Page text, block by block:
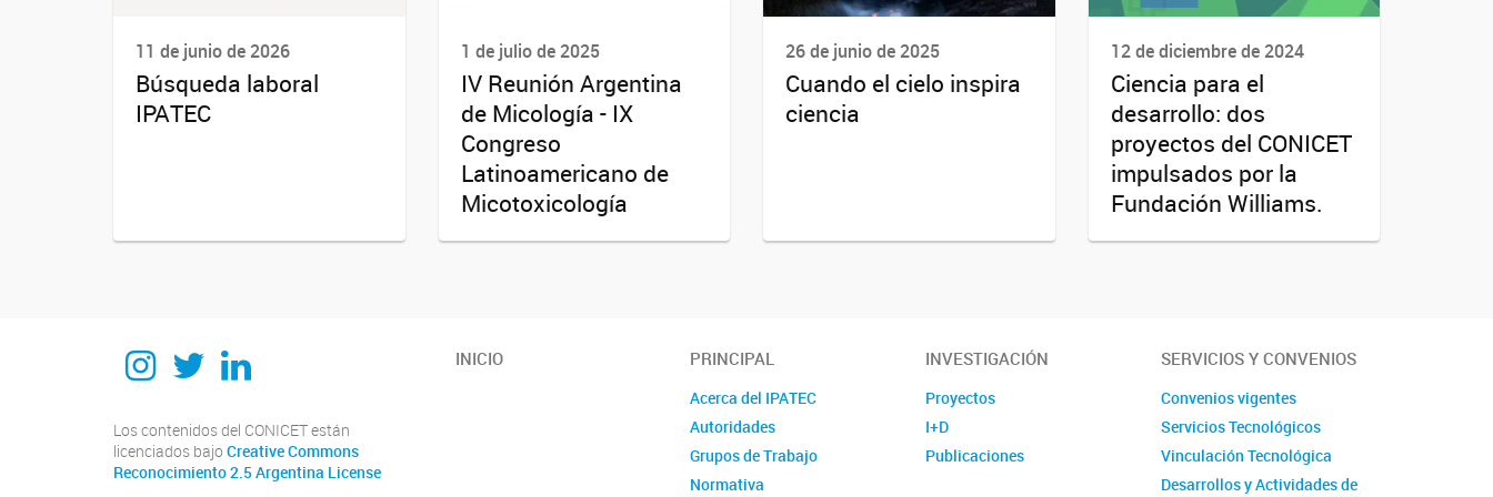
11 de junio de 2026
Búsqueda laboral
IPATEC
1 de julio de 2025
IV Reunión Argentina
de Micología - IX
Congreso
Latinoamericano de
Micotoxicología
26 de junio de 2025
Cuando el cielo inspira
ciencia
12 de diciembre de 2024
Ciencia para el
desarrollo: dos
proyectos del CONICET
impulsados por la
Fundación Williams.
Instagram
TwitterLinkedin
Los contenidos del CONICET están
licenciados bajo Creative Commons
Reconocimiento 2.5 Argentina License
INICIO PRINCIPAL
Acerca del IPATEC
Autoridades
Grupos de Trabajo
Normativa
INVESTIGACIÓN
Proyectos
I+D
Publicaciones
SERVICIOS Y CONVENIOS
Convenios vigentes
Servicios Tecnológicos
Vinculación Tecnológica
Desarrollos y Actividades de